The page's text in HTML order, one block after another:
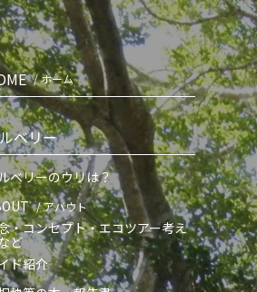
/ ホーム
ベリー
ベリーのウリは？
/ アバウト
・コンセプト・エコツアー考え
ど
ド紹介